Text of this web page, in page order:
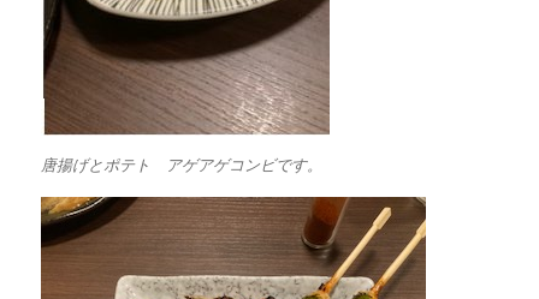
唐揚げとポテト アゲアゲコンビです。